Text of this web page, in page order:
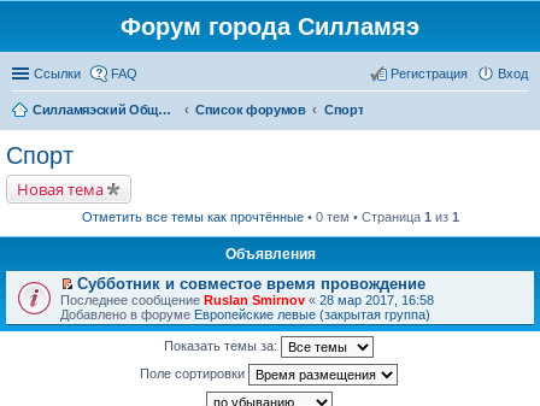
Форум города Силламяэ
Ссылки FAQ Вход
Регистрация
Силламяэский Общественный Новостной портал Список форумов Спорт
Спорт
Новая тема
Отметить все темы как прочтённые• 0 тем • Страница 1 из 1
Объявления
П
е
р
Субботник и совместое время провождение
Последнее сообщение Ruslan Smirnov « 28 мар 2017, 16:58
Добавлено в форуме Европейские левые (закрытая группа)
Показать темы за:
Поле сортировки